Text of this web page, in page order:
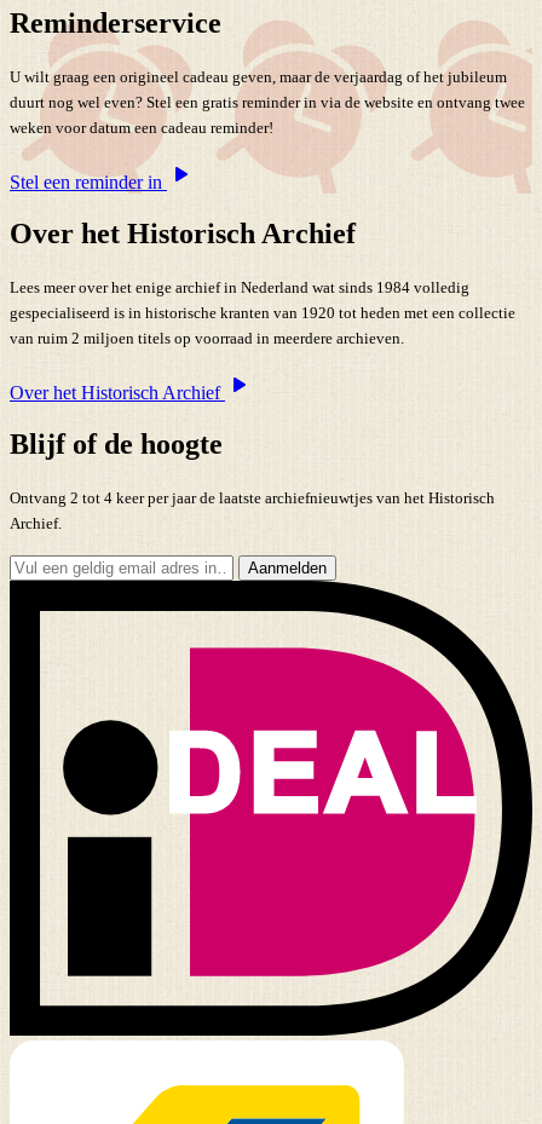
Reminderservice
U wilt graag een origineel cadeau geven, maar de verjaardag of het jubileum
duurt nog wel even? Stel een gratis reminder in via de website en ontvang twee
weken voor datum een cadeau reminder!
Stel een reminder in
Over het Historisch Archief
Lees meer over het enige archief in Nederland wat sinds 1984 volledig
gespecialiseerd is in historische kranten van 1920 tot heden met een collectie
van ruim 2 miljoen titels op voorraad in meerdere archieven.
Over het Historisch Archief
Blijf of de hoogte
Ontvang 2 tot 4 keer per jaar de laatste archiefnieuwtjes van het Historisch
Archief.
Aanmelden